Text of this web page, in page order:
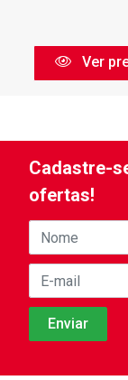
Ver
Cadastre-
ofertas!